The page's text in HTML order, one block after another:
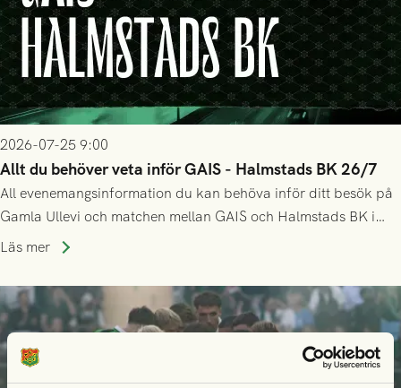
2026-07-25 9:00
Allt du behöver veta inför GAIS - Halmstads BK 26/7
All evenemangsinformation du kan behöva inför ditt besök på
Gamla Ullevi och matchen mellan GAIS och Halmstads BK i
Allsvenskan! Avspark kl 16.30 på söndag 26/7.
Läs mer